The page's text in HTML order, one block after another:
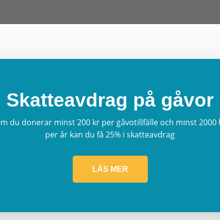
Skatteavdrag på gåvor
du donerar minst 200 kr per gåvotillfälle och minst 2000
per år kan du få 25% i skatteavdrag
LÄS MER